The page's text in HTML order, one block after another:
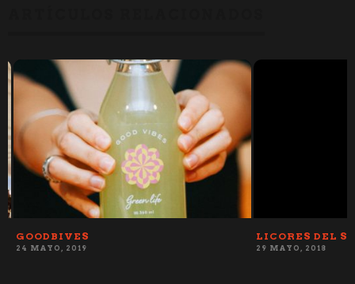
GOODBIVES
24 MAYO, 2019
LICORES DEL
29 MAYO, 2018